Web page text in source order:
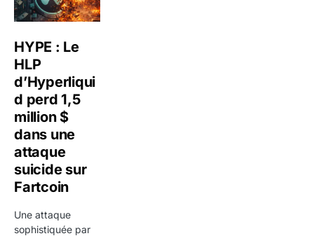
HYPE : Le
HLP
d’Hyperliqui
d perd 1,5
million $
dans une
attaque
suicide sur
Fartcoin
Une attaque
sophistiquée par